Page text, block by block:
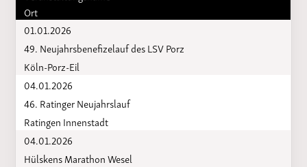
Ort
01.01.2026
49. Neujahrsbenefizelauf des LSV Porz
Köln-Porz-Eil
04.01.2026
46. Ratinger Neujahrslauf
Ratingen Innenstadt
04.01.2026
Hülskens Marathon Wesel